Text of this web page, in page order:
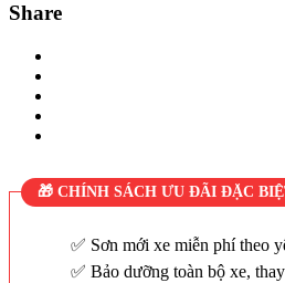
Share
🎁 CHÍNH SÁCH ƯU ĐÃI ĐẶC
Sơn mới xe miễn phí theo
Bảo dưỡng toàn bộ xe,